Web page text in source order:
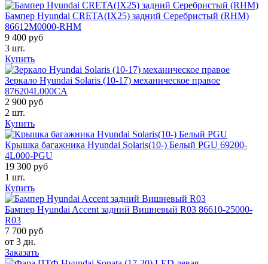
Бампер Hyundai CRETA(IX25) задний Серебристый (RHM)
86612M0000-RHM
9 400 руб
3 шт.
Купить
Зеркало Hyundai Solaris (10-17) механическое правое
876204L000CA
2 900 руб
2 шт.
Купить
Крышка багажника Hyundai Solaris(10-) Белый PGU 69200-
4L000-PGU
19 300 руб
1 шт.
Купить
Бампер Hyundai Accent задний Вишневый R03 86610-25000-
R03
7 700 руб
от 3 дн.
Заказать